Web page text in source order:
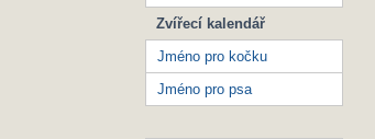
Zvířecí kalendář
Jméno pro kočku
Jméno pro psa